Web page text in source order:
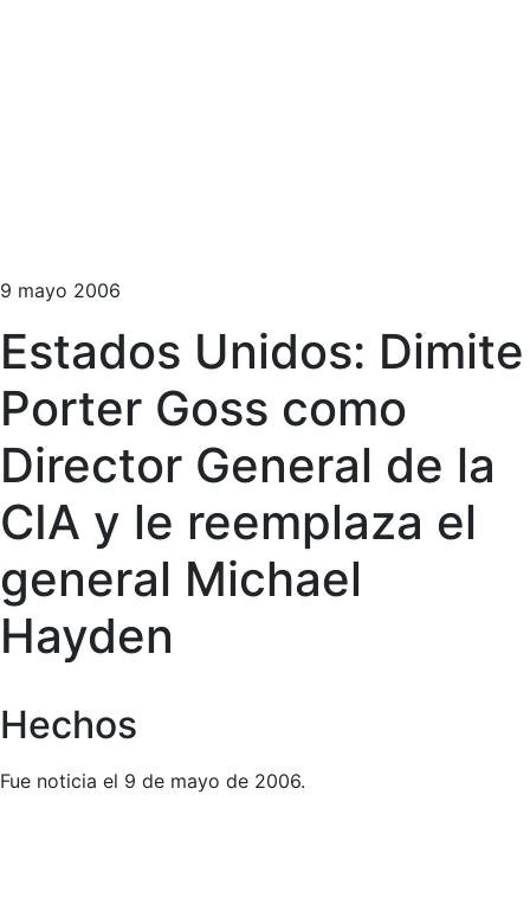
9 mayo 2006
Estados Unidos: Dimite
Porter Goss como
Director General de la
CIA y le reemplaza el
general Michael
Hayden
Hechos
Fue noticia el 9 de mayo de 2006.